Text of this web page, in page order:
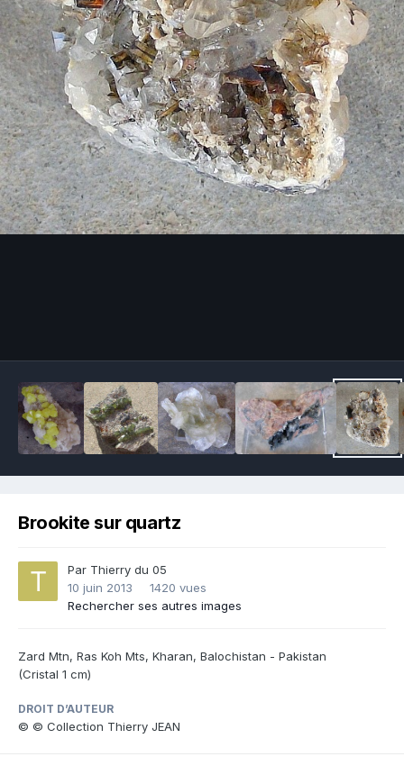
Brookite sur quartz
Par Thierry du 05
10 juin 2013
1420 vues
Rechercher ses autres images
Zard Mtn, Ras Koh Mts, Kharan, Balochistan - Pakistan
(Cristal 1 cm)
DROIT D’AUTEUR
© © Collection Thierry JEAN